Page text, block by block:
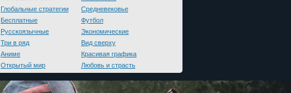
Глобальные стратегии
Бесплатные
Русскоязычные
Три в ряд
Аниме
Открытый мир
Средневековье
Футбол
Экономические
Вид сверху
Красивая графика
Любовь и страсть